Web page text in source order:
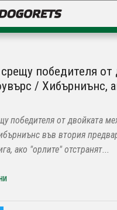
победителя от
/ Хибърниънс,
победителя от двойката
във втория
ако "орлите" отстранят...